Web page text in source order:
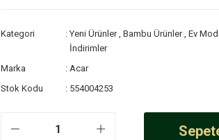
Kategori Yeni Ürünler , Bambu Ürünler , Ev
İndirimler
Marka
Acar
Stok Kodu
554004253